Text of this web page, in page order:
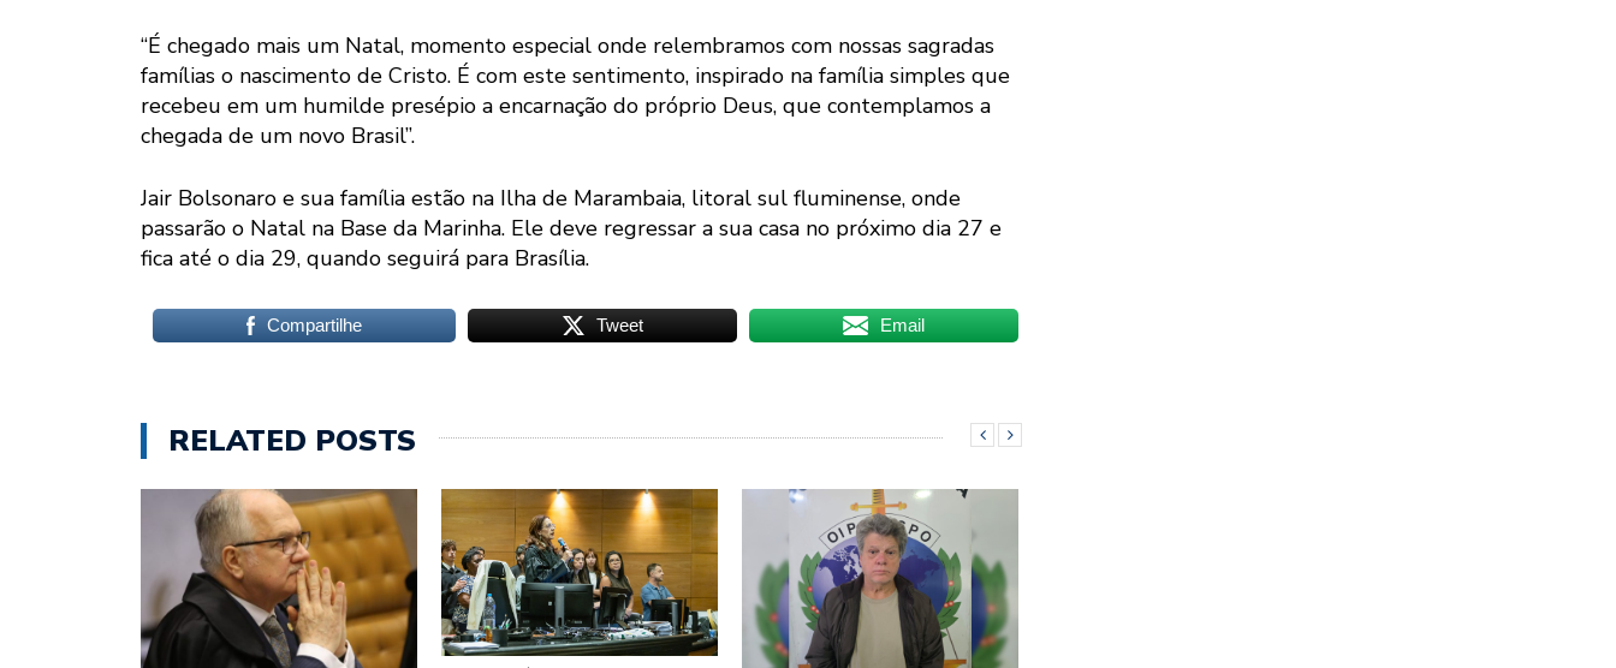
“É chegado mais um Natal, momento especial onde relembramos com nossas sagradas
famílias o nascimento de Cristo. É com este sentimento, inspirado na família simples que
recebeu em um humilde presépio a encarnação do próprio Deus, que contemplamos a
chegada de um novo Brasil”.
Jair Bolsonaro e sua família estão na Ilha de Marambaia, litoral sul fluminense, onde
passarão o Natal na Base da Marinha. Ele deve regressar a sua casa no próximo dia 27 e
fica até o dia 29, quando seguirá para Brasília.
Compartilhe Tweet Email
RELATED POSTS